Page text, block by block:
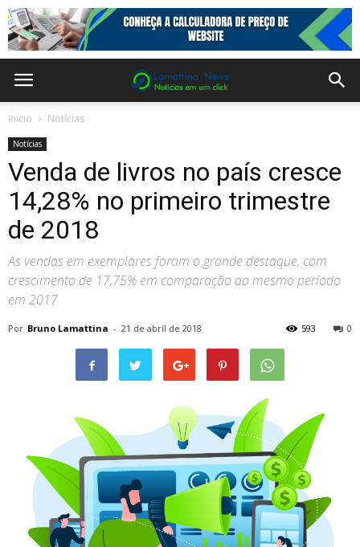
Inicio Notícias
Notícias
Venda de livros no país cresce
14,28% no primeiro trimestre
de 2018
As vendas em exemplares foram o grande destaque, com
crescimento de 17,75% em comparação ao mesmo período
em 2017
Por Bruno Lamattina - 21 de abril de 2018 0
593